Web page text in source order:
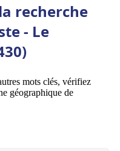
recherche
- Le
mots clés, vérifiez
géographique de